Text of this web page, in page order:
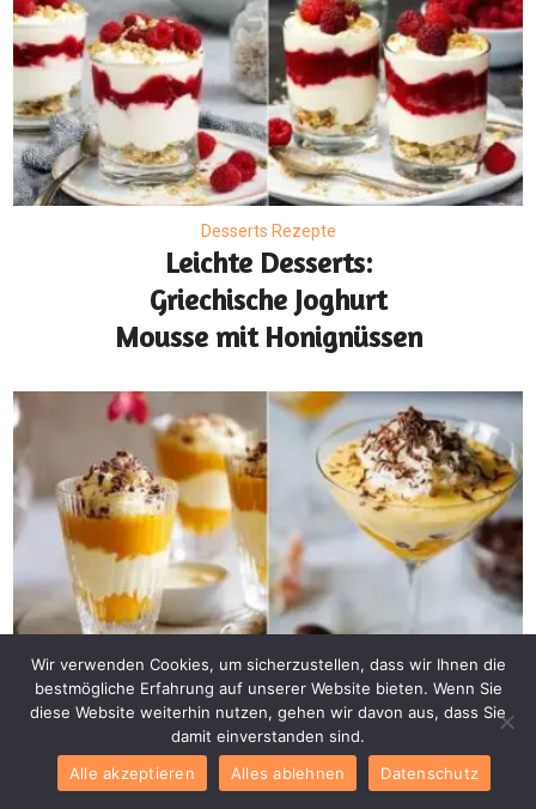
Desserts Rezepte
Leichte Desserts:
Griechische Joghurt
Mousse mit Honignüssen
Desserts Rezepte
Eierlikör Traum im Glas
für Leichte Desserts
Wir verwenden Cookies, um sicherzustellen, dass wir Ihnen die
bestmögliche Erfahrung auf unserer Website bieten. Wenn Sie
diese Website weiterhin nutzen, gehen wir davon aus, dass Sie
damit einverstanden sind.
Alle akzeptieren
Alles ablehnen Datenschutz